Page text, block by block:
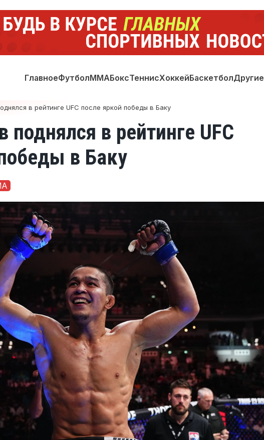
ГлавноеФутболММАБоксТеннисХоккейБаскетболДругие
в рейтинге UFC после яркой победы в Баку
в рейтинге UFC
в Баку